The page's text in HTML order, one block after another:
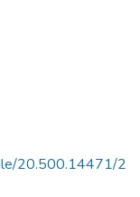
20.500.14471/2